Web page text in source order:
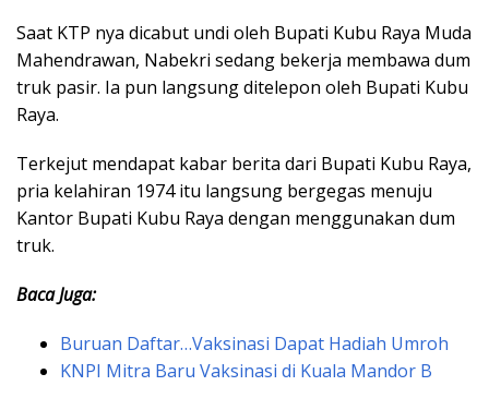
Saat KTP nya dicabut undi oleh Bupati Kubu Raya Muda
Mahendrawan, Nabekri sedang bekerja membawa dum
truk pasir. Ia pun langsung ditelepon oleh Bupati Kubu
Raya.
Terkejut mendapat kabar berita dari Bupati Kubu Raya,
pria kelahiran 1974 itu langsung bergegas menuju
Kantor Bupati Kubu Raya dengan menggunakan dum
truk.
Baca Juga:
Buruan Daftar…Vaksinasi Dapat Hadiah Umroh
KNPI Mitra Baru Vaksinasi di Kuala Mandor B